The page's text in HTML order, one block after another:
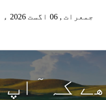
جمعرات , 06 اگست 2026 ء
کہ ٓاپ